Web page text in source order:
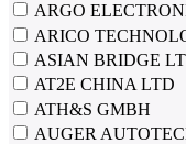
ARGO
ARICO
ASIAN BRIDGE
AT2E CHINA LTD
ATH&S GMBH
AUGER